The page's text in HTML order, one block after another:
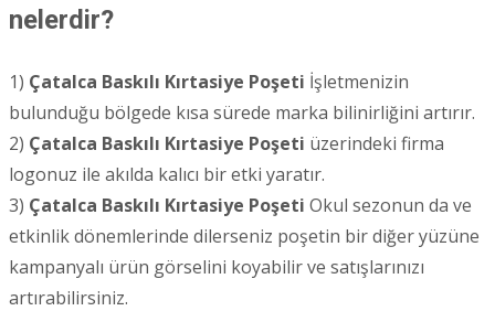
nelerdir?
1) Çatalca Baskılı Kırtasiye Poşeti İşletmenizin
bulunduğu bölgede kısa sürede marka bilinirliğini artırır.
2) Çatalca Baskılı Kırtasiye Poşeti üzerindeki firma
logonuz ile akılda kalıcı bir etki yaratır.
3) Çatalca Baskılı Kırtasiye Poşeti Okul sezonun da ve
etkinlik dönemlerinde dilerseniz poşetin bir diğer yüzüne
kampanyalı ürün görselini koyabilir ve satışlarınızı
artırabilirsiniz.